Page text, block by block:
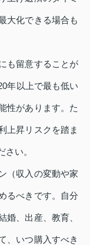
大化できる場合も
も留意することが
年以上で最も低い
性があります。た
上昇リスクを踏ま
い。
（収入の変動や家
るべきです。自分
婚、出産、教育、
、いつ購入すべき